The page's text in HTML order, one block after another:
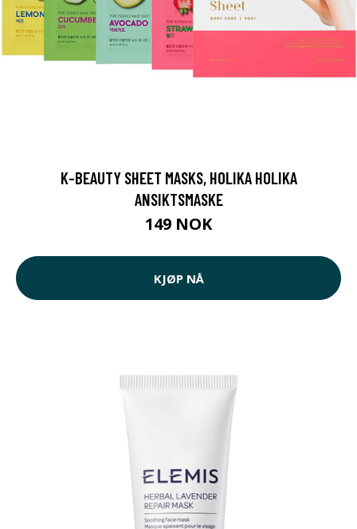
K-BEAUTY SHEET MASKS, HOLIKA HOLIKA
ANSIKTSMASKE
149 NOK
KJØP NÅ